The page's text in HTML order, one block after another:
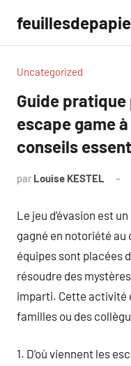
contenu
Uncategorized
Guide
escape game
conseils
par Louise KESTEL
Le jeu d’évasion est
gagné en notoriété au
équipes sont placées
résoudre des
imparti. Cette activité
familles ou des
1. D’où viennent les